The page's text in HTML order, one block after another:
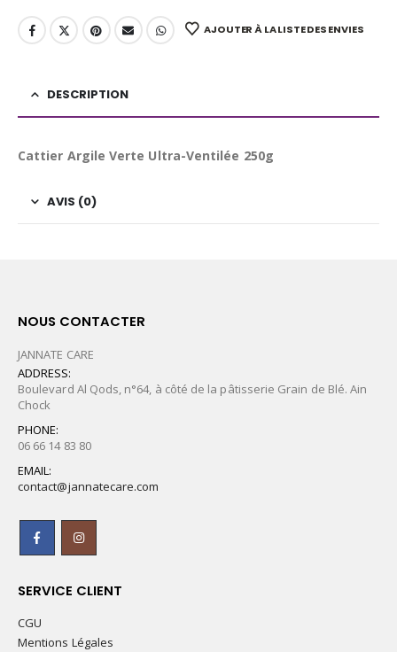
AJOUTER À LA LISTE DES ENVIES
DESCRIPTION
Cattier Argile Verte Ultra-Ventilée 250g
AVIS (0)
NOUS CONTACTER
JANNATE CARE
ADDRESS:
Boulevard Al Qods, n°64, à côté de la pâtisserie Grain de Blé. Ain
Chock
PHONE:
06 66 14 83 80
EMAIL:
contact@jannatecare.com
SERVICE CLIENT
CGU
Mentions Légales